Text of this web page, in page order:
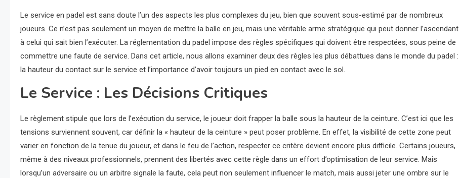
Le service en padel est sans doute l’un des aspects les plus complexes du jeu, bien que souvent sous-estimé par de nombreux
joueurs. Ce n’est pas seulement un moyen de mettre la balle en jeu, mais une véritable arme stratégique qui peut donner l’ascendant
à celui qui sait bien l’exécuter. La réglementation du padel impose des règles spécifiques qui doivent être respectées, sous peine de
commettre une faute de service. Dans cet article, nous allons examiner deux des règles les plus débattues dans le monde du padel :
la hauteur du contact sur le service et l’importance d’avoir toujours un pied en contact avec le sol.
Le Service : Les Décisions Critiques
Le règlement stipule que lors de l’exécution du service, le joueur doit frapper la balle sous la hauteur de la ceinture. C’est ici que les
tensions surviennent souvent, car définir la « hauteur de la ceinture » peut poser problème. En effet, la visibilité de cette zone peut
varier en fonction de la tenue du joueur, et dans le feu de l’action, respecter ce critère devient encore plus difficile. Certains joueurs,
même à des niveaux professionnels, prennent des libertés avec cette règle dans un effort d’optimisation de leur service. Mais
lorsqu’un adversaire ou un arbitre signale la faute, cela peut non seulement influencer le match, mais aussi jeter une ombre sur le